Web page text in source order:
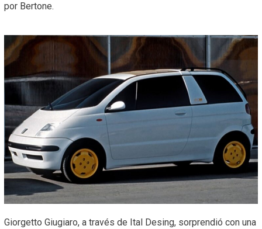
por Bertone.
Giorgetto Giugiaro, a través de Ital Desing, sorprendió con una